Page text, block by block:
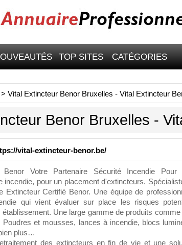
TOP SITES CATÉGORIES
> Vital Extincteur Benor Bruxelles - Vital Extincteur
Benor Bruxelles -
vital-extincteur-benor.be/
Benor Votre Partenaire Sécurité Incendie Pour
incendie, pour un placement d'extincteurs.
Extincteur Certifié Benor. Une équipe de
qui vient évaluer sur place les risques
établissement. Une large gamme de produits comme
Poudres et mousses, lances à incendie, blocs
plus…
des extincteurs en fin de vie et une